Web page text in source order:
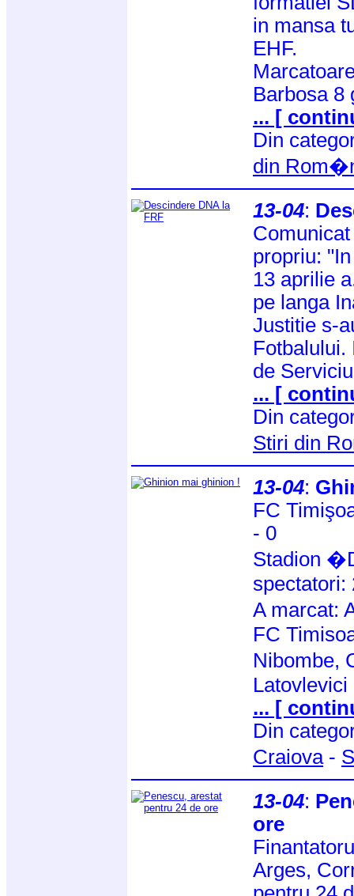
in mansa
EHF.
Barbosa 8
... [
Din
din
13-04:
propriu:
13 aprilie
pe langa
Justitie s-
Fotbalului.
de
... [
Din
Stiri din
13-04:
FC
- 0
Stadion
spectatori:
A marcat:
FC
Nibombe,
... [
Din
Craiova-
13-04:
ore
Arges,